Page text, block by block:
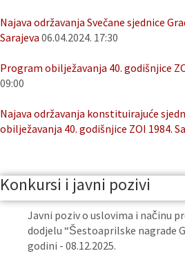
Najava održavanja Svečane sjednice
Sarajeva 06.04.2024. 17:30
Program obilježavanja 40. godišnjice
09:00
Najava održavanja konstituirajuće
obilježavanja 40. godišnjice ZOI 1984.
Konkursi i javni pozivi
Javni poziv o uslovima i načinu
dodjelu “Šestoaprilske nagrade
godini - 08.12.2025.